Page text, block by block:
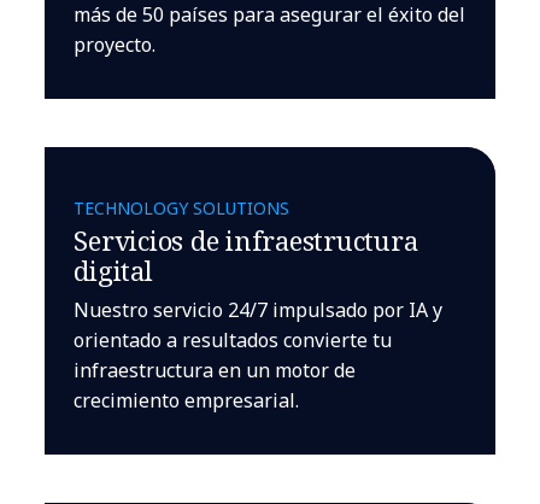
más de 50 países para asegurar el éxito del
proyecto.
TECHNOLOGY SOLUTIONS
Servicios de infraestructura
digital
Nuestro servicio 24/7 impulsado por IA y
orientado a resultados convierte tu
infraestructura en un motor de
crecimiento empresarial.